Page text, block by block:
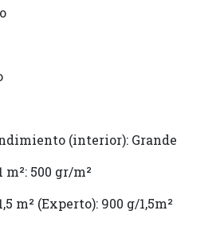
(interior): Grande
500 gr/m²
m² (Experto): 900 g/1,5m²